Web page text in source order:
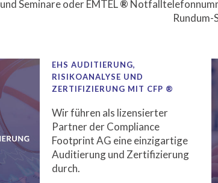
und Seminare oder EMTEL®
Rundum-
EHS AUDITIERUNG,
RISIKOANALYSE UND
ZERTIFIZIERUNG MIT CFP ®
Wir führen als lizensierter
Partner der Compliance
Footprint AG eine einzigartige
Auditierung und Zertifizierung
durch.